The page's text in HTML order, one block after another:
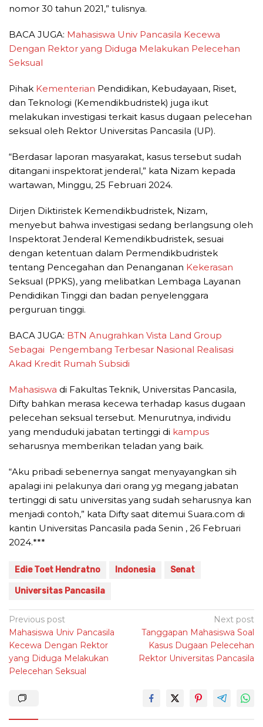
nomor 30 tahun 2021,” tulisnya.
BACA JUGA: Mahasiswa Univ Pancasila Kecewa
Dengan Rektor yang Diduga Melakukan Pelecehan
Seksual
Pihak Kementerian Pendidikan, Kebudayaan, Riset,
dan Teknologi (Kemendikbudristek) juga ikut
melakukan investigasi terkait kasus dugaan pelecehan
seksual oleh Rektor Universitas Pancasila (UP).
“Berdasar laporan masyarakat, kasus tersebut sudah
ditangani inspektorat jenderal,” kata Nizam kepada
wartawan, Minggu, 25 Februari 2024.
Dirjen Diktiristek Kemendikbudristek, Nizam,
menyebut bahwa investigasi sedang berlangsung oleh
Inspektorat Jenderal Kemendikbudristek, sesuai
dengan ketentuan dalam Permendikbudristek
tentang Pencegahan dan Penanganan Kekerasan
Seksual (PPKS), yang melibatkan Lembaga Layanan
Pendidikan Tinggi dan badan penyelenggara
perguruan tinggi.
BACA JUGA: BTN Anugrahkan Vista Land Group
Sebagai Pengembang Terbesar Nasional Realisasi
Akad Kredit Rumah Subsidi
Mahasiswa di Fakultas Teknik, Universitas Pancasila,
Difty bahkan merasa kecewa terhadap kasus dugaan
pelecehan seksual tersebut. Menurutnya, individu
yang menduduki jabatan tertinggi di kampus
seharusnya memberikan teladan yang baik.
“Aku pribadi sebenernya sangat menyayangkan sih
apalagi ini pelakunya dari orang yg megang jabatan
tertinggi di satu universitas yang sudah seharusnya kan
menjadi contoh,” kata Difty saat ditemui Suara.com di
kantin Universitas Pancasila pada Senin , 26 Februari
2024.***
Edie Toet Hendratno Indonesia Senat
Universitas Pancasila
Post
navigation
Previous post
Mahasiswa Univ Pancasila
Kecewa Dengan Rektor
yang Diduga Melakukan
Pelecehan Seksual
Next post
Tanggapan Mahasiswa Soal
Kasus Dugaan Pelecehan
Rektor Universitas Pancasila